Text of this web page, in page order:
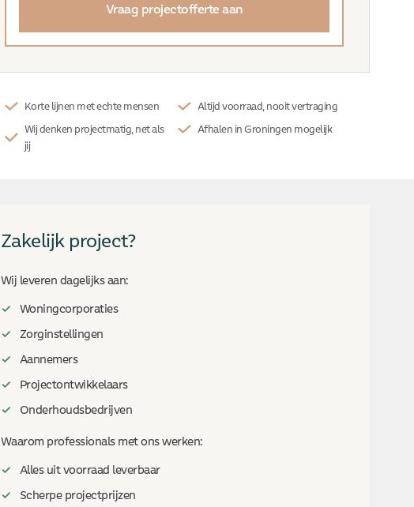
Vraag projectofferte aan
Korte lijnen met echte mensen
Altijd voorraad, nooit vertraging
Wij denken projectmatig, net als
jij
Afhalen in Groningen mogelijk
Zakelijk project?
Wij leveren dagelijks aan:
Woningcorporaties
Zorginstellingen
Aannemers
Projectontwikkelaars
Onderhoudsbedrijven
Waarom professionals met ons werken:
Alles uit voorraad leverbaar
Scherpe projectprijzen